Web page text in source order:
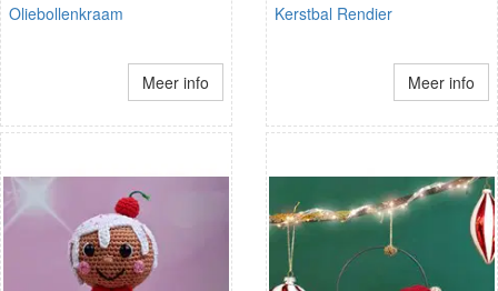
Oliebollenkraam
Meer info
Kerstbal Rendier
Meer info